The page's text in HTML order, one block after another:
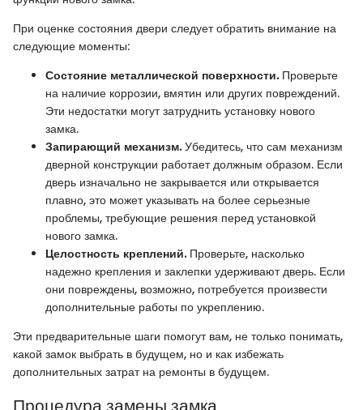
При оценке состояния двери следует обратить внимание на
следующие моменты:
Состояние металлической поверхности.Проверьте
на наличие коррозии, вмятин или других повреждений.
Эти недостатки могут затруднить установку нового
замка.
Запирающий механизм.Убедитесь, что сам механизм
дверной конструкции работает должным образом. Если
дверь изначально не закрывается или открывается
плавно, это может указывать на более серьезные
проблемы, требующие решения перед установкой
нового замка.
Целостность креплений.Проверьте, насколько
надежно крепления и заклепки удерживают дверь. Если
они повреждены, возможно, потребуется произвести
дополнительные работы по укреплению.
Эти предварительные шаги помогут вам, не только понимать,
какой замок выбрать в будущем, но и как избежать
дополнительных затрат на ремонты в будущем.
Процедура замены замка